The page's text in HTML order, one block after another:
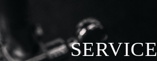
SERVICE